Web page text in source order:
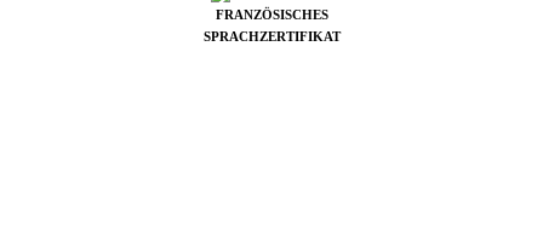
FRANZÖSISCHES
SPRACHZERTIFIKAT